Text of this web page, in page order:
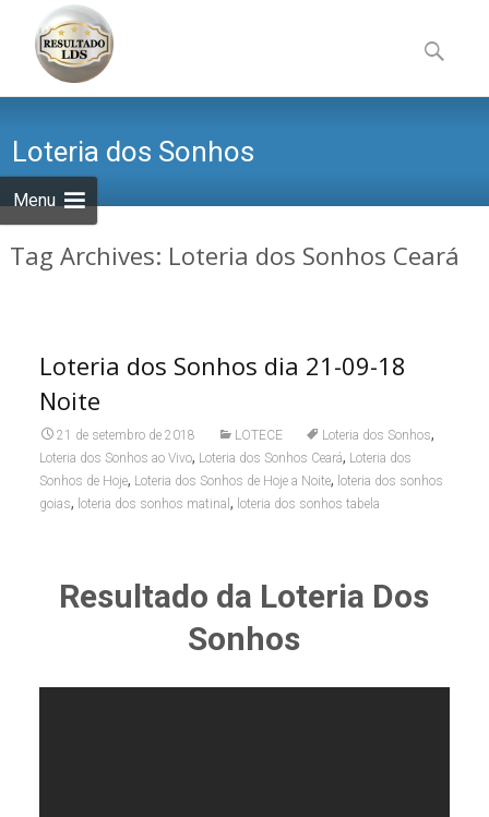
Menu
to
content
por:
Loteria dos Sonhos
Tag Archives: Loteria dos Sonhos Ceará
Loteria dos Sonhos dia 21-09-18
Noite
21 de setembro de 2018 LOTECE Loteria dos Sonhos,
Loteria dos Sonhos ao Vivo, Loteria dos Sonhos Ceará, Loteria dos
Sonhos de Hoje, Loteria dos Sonhos de Hoje a Noite, loteria dos sonhos
goias, loteria dos sonhos matinal , loteria dos sonhos tabela
Resultado da Loteria Dos
Sonhos